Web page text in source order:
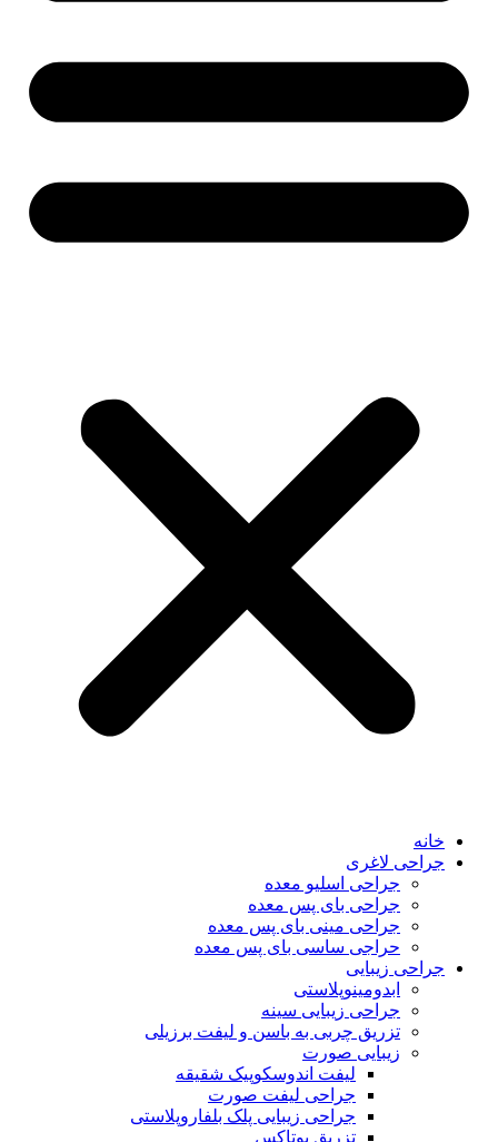
خانه
جراحی لاغری
جراحی اسلیو معده
جراحی بای پس معده
جراحی مینی بای پس معده
حراجی ساسی بای پس معده
جراحی زیبایی
ابدومینوپلاستی
جراحی زیبایی سینه
تزریق چربی به باسن و لیفت برزیلی
زیبایی صورت
لیفت اندوسکوپیک شقیقه
جراحی لیفت صورت
جراحی زیبایی پلک بلفاروپلاستی
تزریق بوتاکس